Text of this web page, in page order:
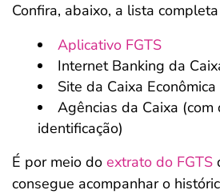
Confira, abaixo, a lista
Aplicativo FGTS
Internet Banking da
Site da Caixa
Agências da Caixa (com
identificação)
É por meio do extrato do FGTS
consegue acompanhar o